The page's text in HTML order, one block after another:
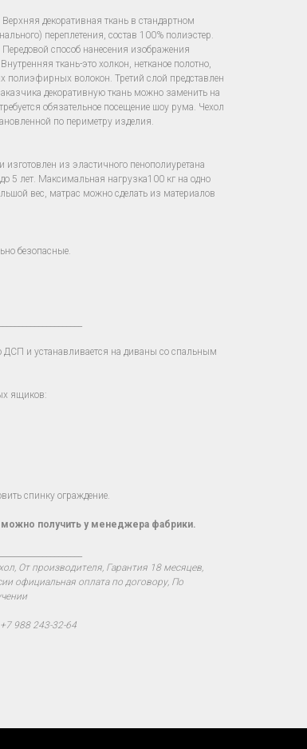
декоративная ткань в стандартном
переплетения, состав 100% полиэстер.
способ нанесения изображения
ткань-это холкон, нетканое полотно,
полиэфирных волокон. Третий слой представлен
декоративную ткань можно заменить на
обязательное посещение шоу рума. Чехол
по периметру изделия.
из эластичного пенополиуретана
5 лет. Максимальная нагрузка100 кг на одно
вес, матрас можно сделать из материалов
безопасные.
и устанавливается на диваны со спальным
ящиков:
спинку ограждение.
получить у менеджера фабрики.
От производителя, Гарантия 18 месяцев,
официальная оплата по договору, По
988 243-32-64